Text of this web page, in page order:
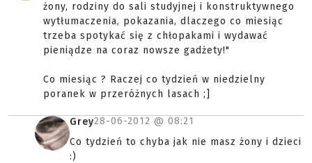
żony, rodziny do sali studyjnej i konstruktywnego
wytłumaczenia, pokazania, dlaczego co miesiąc
trzeba spotykać się z chłopakami i wydawać
pieniądze na coraz nowsze gadżety!"
Co miesiąc ? Raczej co tydzień w niedzielny
poranek w przeróżnych lasach ;]
Grey28-06-2012 @ 08:21
Co tydzień to chyba jak nie masz żony i dzieci
:)